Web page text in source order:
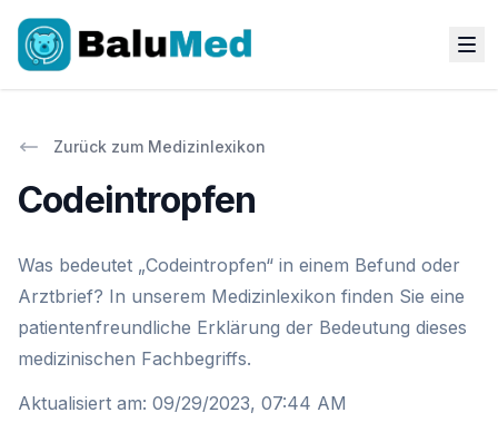
Zurück zum Medizinlexikon
Codeintropfen
Was bedeutet „Codeintropfen“ in einem Befund oder
Arztbrief? In unserem Medizinlexikon finden Sie eine
patientenfreundliche Erklärung der Bedeutung dieses
medizinischen Fachbegriffs.
Aktualisiert am: 09/29/2023, 07:44 AM